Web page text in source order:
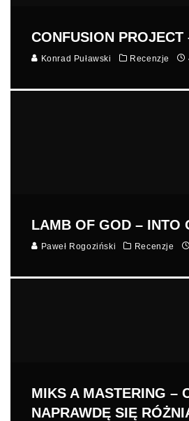
CONFUSION PROJECT
Konrad Puławski Recenzje
LAMB OF GOD – INTO
Paweł Rogoziński Recenzje
MIKS A MASTERING –
NAPRAWDĘ SIĘ